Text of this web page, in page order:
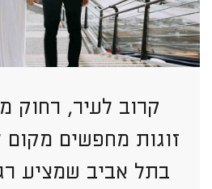
קרוב לעיר, רחוק
זוגות מחפשים מקום
בתל אביב שמציע